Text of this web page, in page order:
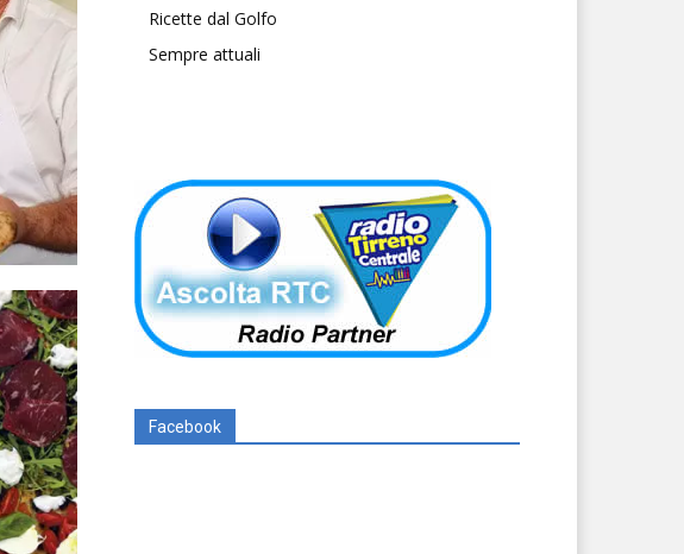
Ricette dal Golfo
Sempre attuali
Facebook